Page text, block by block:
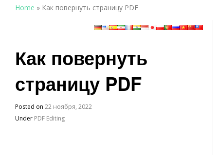
Home » Как повернуть страницу PDF
Как повернуть
страницу PDF
Posted on22 ноября, 2022
Under PDF Editing